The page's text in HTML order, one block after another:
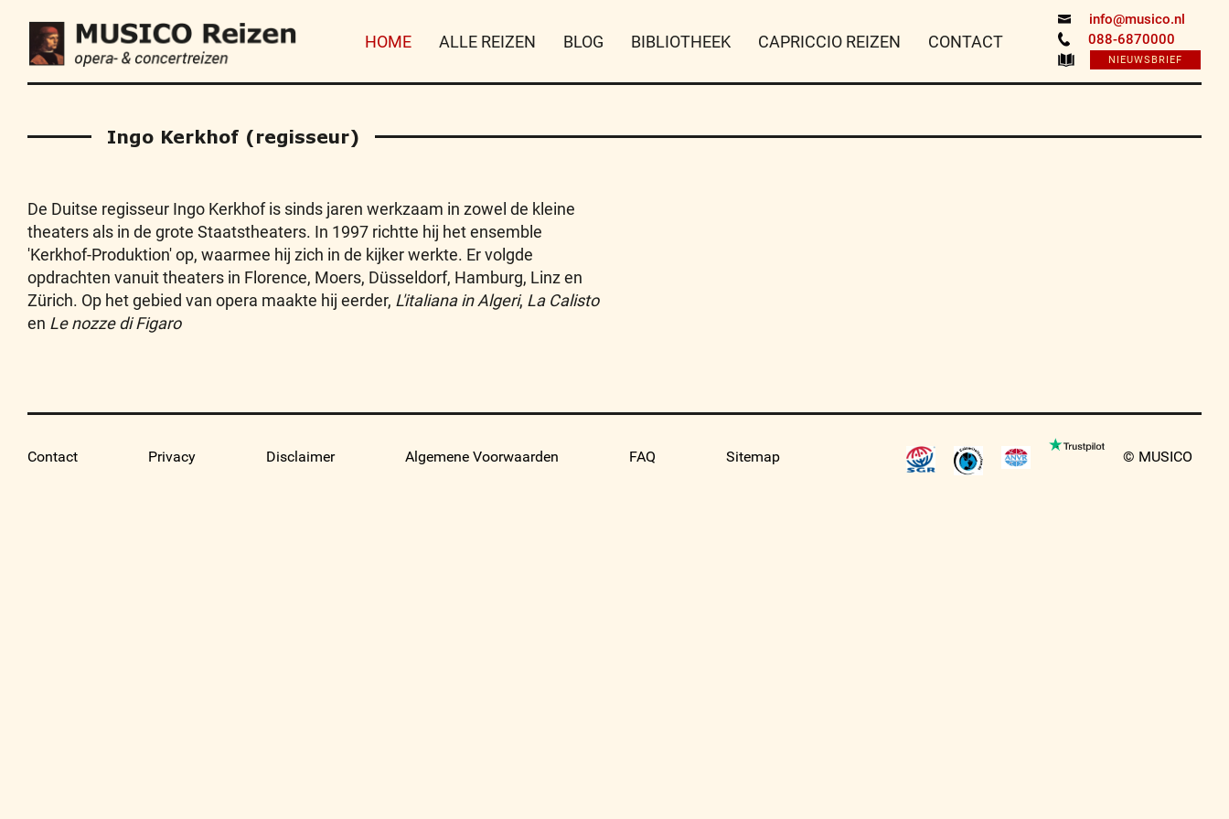
info@musico.nl
088-6870000
NIEUWSBRIEF
HOME ALLE REIZEN BLOG BIBLIOTHEEK CAPRICCIO REIZEN CONTACT
Ingo Kerkhof (regisseur)
De Duitse regisseur Ingo Kerkhof is sinds jaren werkzaam in zowel de kleine
theaters als in de grote Staatstheaters. In 1997 richtte hij het ensemble
'Kerkhof-Produktion' op, waarmee hij zich in de kijker werkte. Er volgde
opdrachten vanuit theaters in Florence, Moers, Düsseldorf, Hamburg, Linz en
Zürich. Op het gebied van opera maakte hij eerder, L'italiana in Algeri, La Calisto
en Le nozze di Figaro
Contact Privacy Disclaimer Algemene Voorwaarden FAQ Sitemap © MUSICO